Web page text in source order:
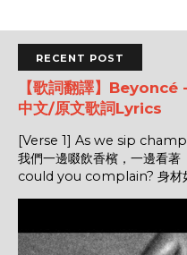
RECENT POST
【歌詞翻譯】
中文/原文歌詞Lyrics
[Verse 1] As we sip
我們一邊啜飲香檳，一邊看
could you complain? 身材